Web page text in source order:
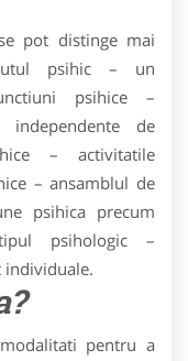
pot distinge mai
psihic – un
psihice –
de
– activitatile
– ansamblul de
psihica precum
psihologic –
individuale.
pentru a